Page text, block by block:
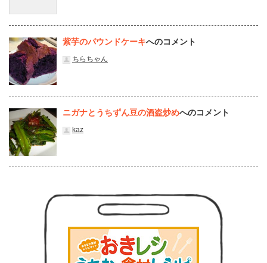
紫芋のパウンドケーキへのコメント
ちらちゃん
ニガナとうちずん豆の酒盗炒めへのコメント
kaz